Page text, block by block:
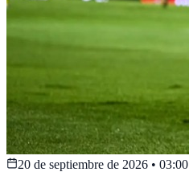
20 de septiembre de 2026 • 03:00